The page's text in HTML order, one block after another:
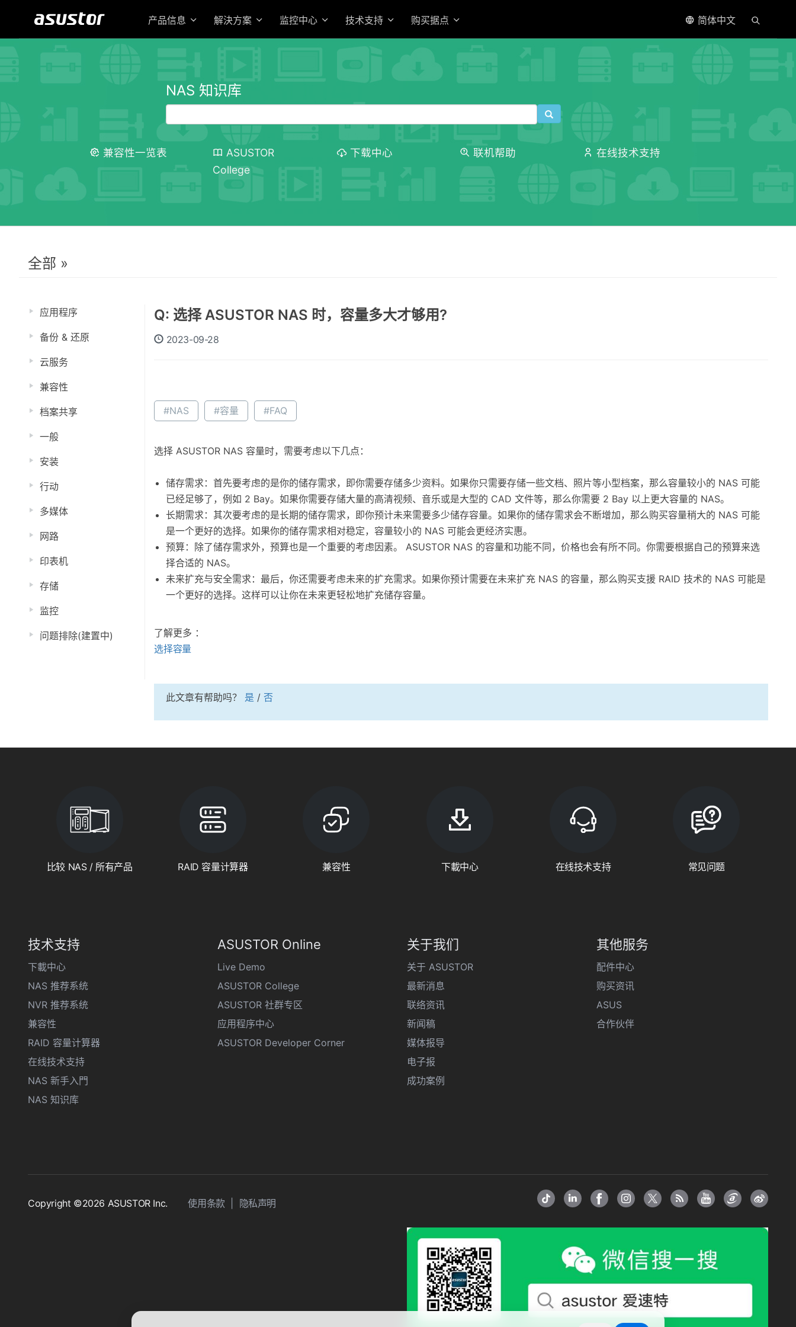
产品信息 解決方案 监控中心 技术支持 购买据点 简体中文
NAS 知识库
兼容性一览表
ASUSTOR
College
下载中心 联机帮助 在线技术支持
全部 »
应用程序
备份 & 还原
云服务
兼容性
档案共享
一般
安装
行动
多媒体
网路
印表机
存储
监控
问题排除(建置中)
Q: 选择 ASUSTOR NAS 时，容量多大才够用?
2023-09-28
#NAS #容量 #FAQ
选择 ASUSTOR NAS 容量时，需要考虑以下几点：
储存需求：首先要考虑的是你的储存需求，即你需要存储多少资料。如果你只需要存储一些文档、照片等小型档案，那么容量较小的 NAS 可能
已经足够了，例如 2 Bay。如果你需要存储大量的高清视频、音乐或是大型的 CAD 文件等，那么你需要 2 Bay 以上更大容量的 NAS。
长期需求：其次要考虑的是长期的储存需求，即你预计未来需要多少储存容量。如果你的储存需求会不断增加，那么购买容量稍大的 NAS 可能
是一个更好的选择。如果你的储存需求相对稳定，容量较小的 NAS 可能会更经济实惠。
预算：除了储存需求外，预算也是一个重要的考虑因素。 ASUSTOR NAS 的容量和功能不同，价格也会有所不同。你需要根据自己的预算来选
择合适的 NAS。
未来扩充与安全需求：最后，你还需要考虑未来的扩充需求。如果你预计需要在未来扩充 NAS 的容量，那么购买支援 RAID 技术的 NAS 可能是
一个更好的选择。这样可以让你在未来更轻松地扩充储存容量。
了解更多 ：
选择容量
此文章有帮助吗？ 是 / 否
比较 NAS / 所有产品 RAID 容量计算器 兼容性 下載中心 在线技术支持 常见问题
技术支持
下載中心
NAS 推荐系统
NVR 推荐系统
兼容性
RAID 容量计算器
在线技术支持
NAS 新手入門
NAS 知识库
ASUSTOR Online
Live Demo
ASUSTOR College
ASUSTOR 社群专区
应用程序中心
ASUSTOR Developer Corner
关于我们
关于 ASUSTOR
最新消息
联络资讯
新闻稿
媒体报导
电子报
成功案例
其他服务
配件中心
购买资讯
ASUS
合作伙伴
Copyright ©2026 ASUSTOR Inc. 使用条款 隐私声明